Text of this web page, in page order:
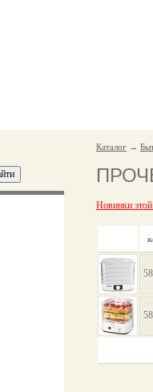
Каталог →
Новинки этой